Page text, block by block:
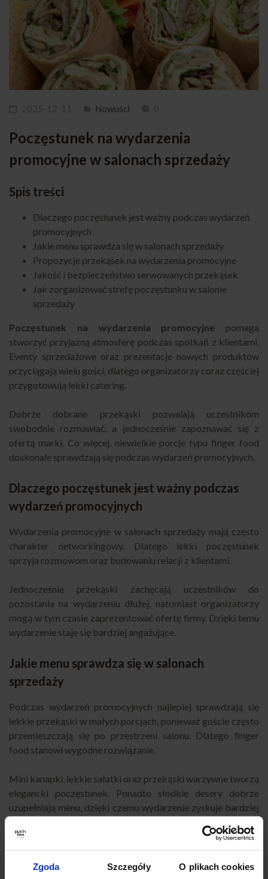
Zgoda Szczegóły O plikach cookies
Nowości
Poczęstunek na wydarzenia
promocyjne w salonach sprzedaży
Spis treści
Dlaczego poczęstunek jest ważny podczas wydarzeń
promocyjnych
Jakie menu sprawdza się w salonach sprzedaży
Propozycje przekąsek na wydarzenia promocyjne
Jakość i bezpieczeństwo serwowanych przekąsek
Jak zorganizować strefę poczęstunku w salonie
sprzedaży
Poczęstunek na wydarzenia promocyjne pomaga
stworzyć przyjazną atmosferę podczas spotkań z klientami.
Eventy sprzedażowe oraz prezentacje nowych produktów
przyciągają wielu gości, dlatego organizatorzy coraz częściej
przygotowują lekki catering.
Dobrze dobrane przekąski pozwalają uczestnikom
swobodnie rozmawiać, a jednocześnie zapoznawać się z
ofertą marki. Co więcej, niewielkie porcje typu finger food
doskonale sprawdzają się podczas wydarzeń promocyjnych.
Dlaczego poczęstunek jest ważny podczas
wydarzeń promocyjnych
Wydarzenia promocyjne w salonach sprzedaży mają często
charakter networkingowy. Dlatego lekki poczęstunek
sprzyja rozmowom oraz budowaniu relacji z klientami.
Jednocześnie przekąski zachęcają uczestników do
pozostania na wydarzeniu dłużej, natomiast organizatorzy
mogą w tym czasie zaprezentować ofertę firmy. Dzięki temu
wydarzenie staje się bardziej angażujące.
Jakie menu sprawdza się w salonach
sprzedaży
Podczas wydarzeń promocyjnych najlepiej sprawdzają się
lekkie przekąski w małych porcjach, ponieważ goście często
przemieszczają się po przestrzeni salonu. Dlatego finger
food stanowi wygodne rozwiązanie.
Mini kanapki, lekkie sałatki oraz przekąski warzywne tworzą
elegancki poczęstunek. Ponadto słodkie desery dobrze
uzupełniają menu, dzięki czemu wydarzenie zyskuje bardziej
promocyjne